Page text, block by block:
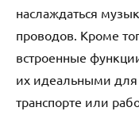
наслаждаться
проводов. Кроме
встроенные
их идеальными
транспорте или